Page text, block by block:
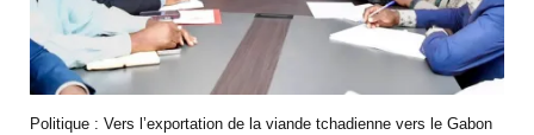
Politique : Vers l’exportation de la viande tchadienne vers le Gabon